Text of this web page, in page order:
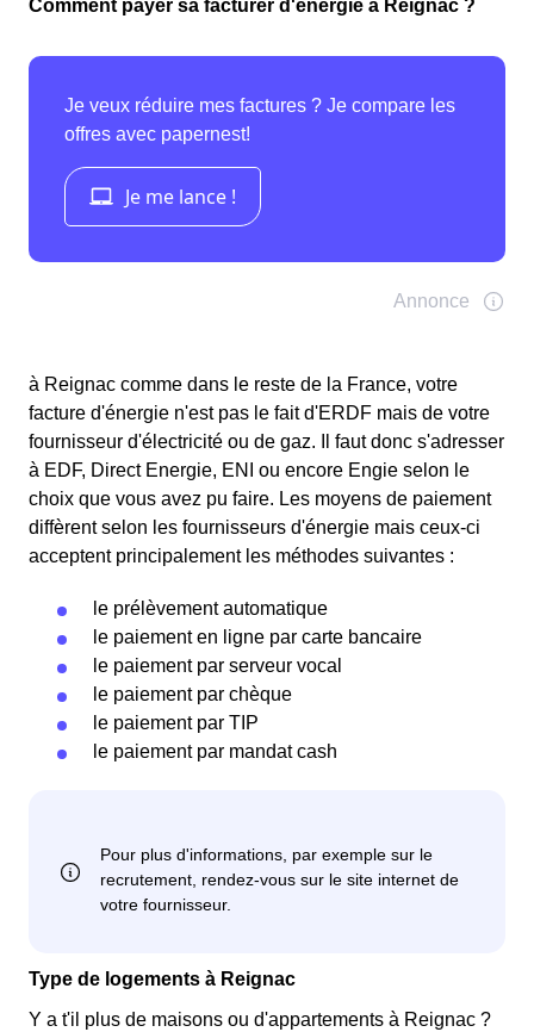
Comment payer sa facturer d'énergie à Reignac ?
à Reignac comme dans le reste de la France, votre
facture d'énergie n'est pas le fait d'ERDF mais de votre
fournisseur d'électricité ou de gaz. Il faut donc s'adresser
à EDF, Direct Energie, ENI ou encore Engie selon le
choix que vous avez pu faire. Les moyens de paiement
diffèrent selon les fournisseurs d'énergie mais ceux-ci
acceptent principalement les méthodes suivantes :
le prélèvement automatique
le paiement en ligne par carte bancaire
le paiement par serveur vocal
le paiement par chèque
le paiement par TIP
le paiement par mandat cash
Type de logements à Reignac
Y a t'il plus de maisons ou d'appartements à Reignac ?